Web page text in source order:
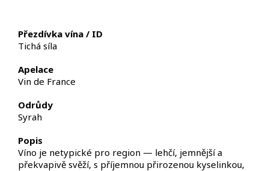
Přezdívka vína / ID
Tichá síla
Apelace
Vin de France
Odrůdy
Syrah
Popis
Víno je netypické pro region — lehčí, jemnější a
překvapivě svěží, s příjemnou přirozenou kyselinkou,